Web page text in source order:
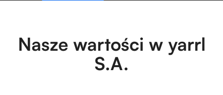
Nasze wartości w yarrl
S.A.